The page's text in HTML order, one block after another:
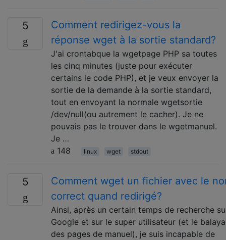
5
Comment redirigez-vous la
réponse wget à la sortie standard?
J'ai crontabque la wgetpage PHP sa toutes
les cinq minutes (juste pour exécuter
certains le code PHP), et je veux envoyer la
sortie de la demande à la sortie standard,
tout en envoyant la normale wgetsortie
/dev/null(ou autrement le cacher). Je ne
pouvais pas le trouver dans le wgetmanuel.
Je …
148
linux wget stdout
5
Comment wget un fichier avec le
correct quand redirigé?
Ainsi, après un certain temps de recherche
Google et sur le super utilisateur (et le
des pages de manuel), je suis incapable de